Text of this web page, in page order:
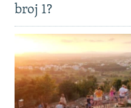
broj 1?